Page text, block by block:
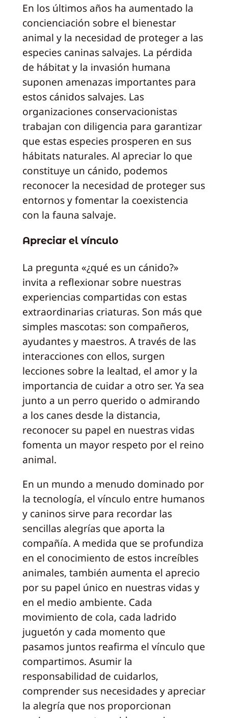
En los últimos años ha aumentado la
concienciación sobre el bienestar
animal y la necesidad de proteger a las
especies caninas salvajes. La pérdida
de hábitat y la invasión humana
suponen amenazas importantes para
estos cánidos salvajes. Las
organizaciones conservacionistas
trabajan con diligencia para garantizar
que estas especies prosperen en sus
hábitats naturales. Al apreciar lo que
constituye un cánido, podemos
reconocer la necesidad de proteger sus
entornos y fomentar la coexistencia
con la fauna salvaje.
Apreciar el vínculo
La pregunta «¿qué es un cánido?»
invita a reflexionar sobre nuestras
experiencias compartidas con estas
extraordinarias criaturas. Son más que
simples mascotas: son compañeros,
ayudantes y maestros. A través de las
interacciones con ellos, surgen
lecciones sobre la lealtad, el amor y la
importancia de cuidar a otro ser. Ya sea
junto a un perro querido o admirando
a los canes desde la distancia,
reconocer su papel en nuestras vidas
fomenta un mayor respeto por el reino
animal.
En un mundo a menudo dominado por
la tecnología, el vínculo entre humanos
y caninos sirve para recordar las
sencillas alegrías que aporta la
compañía. A medida que se profundiza
en el conocimiento de estos increíbles
animales, también aumenta el aprecio
por su papel único en nuestras vidas y
en el medio ambiente. Cada
movimiento de cola, cada ladrido
juguetón y cada momento que
pasamos juntos reafirma el vínculo que
compartimos. Asumir la
responsabilidad de cuidarlos,
comprender sus necesidades y apreciar
la alegría que nos proporcionan